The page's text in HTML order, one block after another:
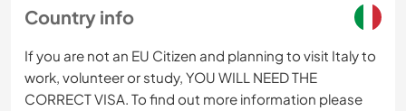
Country info
If you are not an EU Citizen and planning to visit Italy to
work, volunteer or study, YOU WILL NEED THE
CORRECT VISA. To find out more information please